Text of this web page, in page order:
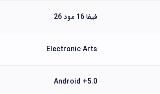
فيفا 16 مود 26
Electronic Arts
Android +5.0